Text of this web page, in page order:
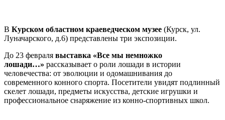
В Курском областном краеведческом музее (Курск, ул.
Луначарского, д.6) представлены три экспозиции.
До 23 февраля выставка «Все мы немножко
лошади…» рассказывает о роли лошади в истории
человечества: от эволюции и одомашнивания до
современного конного спорта. Посетители увидят подлинный
скелет лошади, предметы искусства, детские игрушки и
профессиональное снаряжение из конно-спортивных школ.